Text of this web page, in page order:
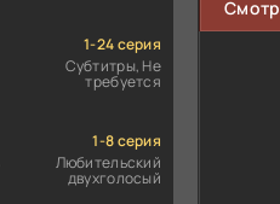
1-24 серия
Субтитры, Не
требуется
1-8 серия
Любительский
двухголосый